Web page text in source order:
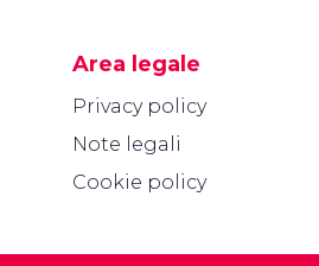
Area legale
Privacy policy
Note legali
Cookie policy